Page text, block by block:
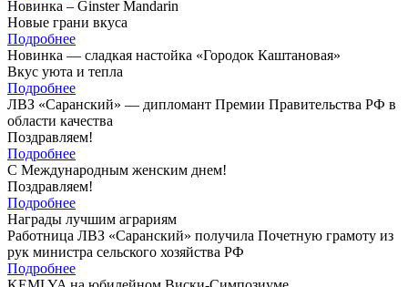
Новинка – Ginster Mandarin
Новые грани вкуса
Подробнее
Новинка — сладкая настойка «Городок Каштановая»
Вкус уюта и тепла
Подробнее
ЛВЗ «Саранский» — дипломант Премии Правительства РФ в
области качества
Поздравляем!
Подробнее
С Международным женским днем!
Поздравляем!
Подробнее
Награды лучшим аграриям
Работница ЛВЗ «Саранский» получила Почетную грамоту из
рук министра сельского хозяйства РФ
Подробнее